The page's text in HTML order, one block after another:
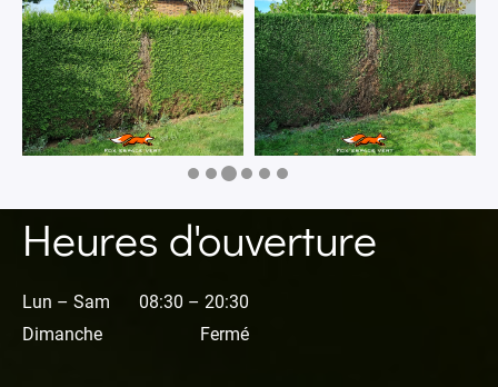
Heures d'ouverture
Lun – Sam
08:30 – 20:30
Dimanche
Fermé